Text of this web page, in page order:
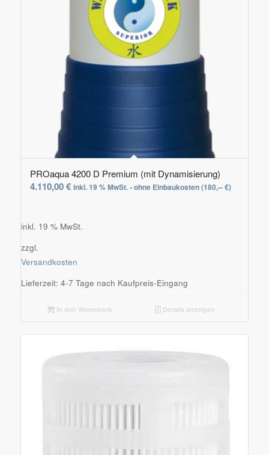
PROaqua 4200 D Premium (mit Dynamisierung)
4.110,00€ inkl. 19 % MwSt. - ohne Einbaukosten (180,-- €)
inkl. 19 % MwSt.
zzgl.
Versandkosten
Lieferzeit: 4-7 Tage nach Kaufpreis-Eingang
In den Warenkorb Details anzeigen